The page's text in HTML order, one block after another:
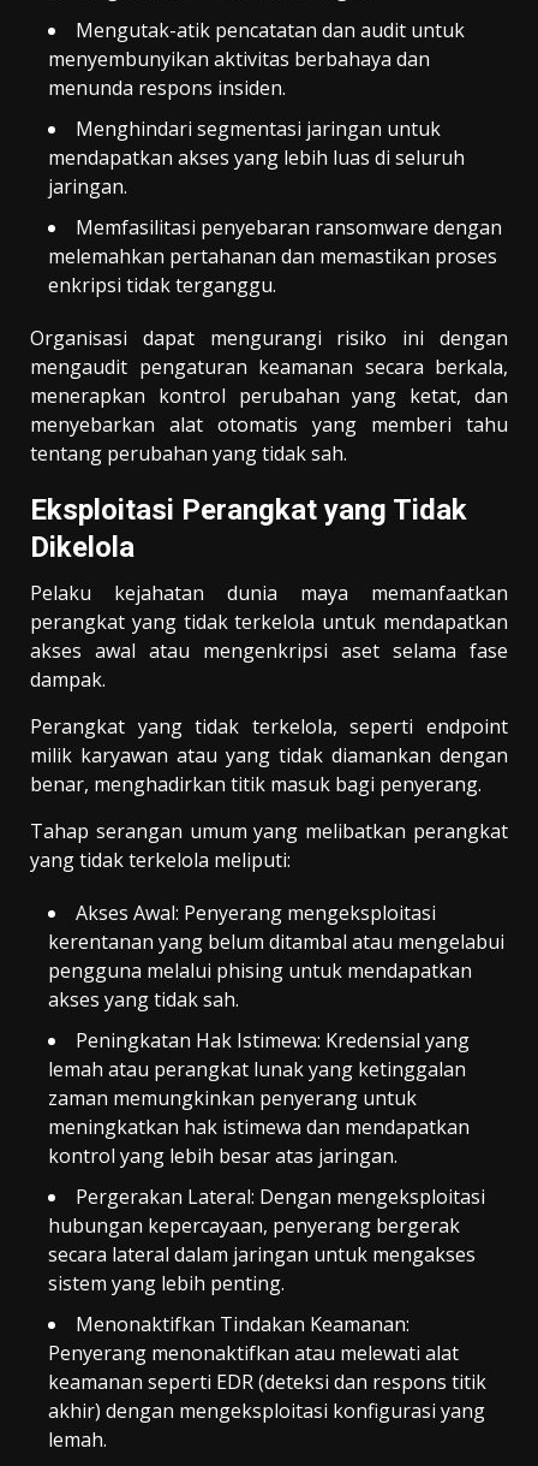
Mengutak-atik pencatatan dan audit untuk
menyembunyikan aktivitas berbahaya dan
menunda respons insiden.
Menghindari segmentasi jaringan untuk
mendapatkan akses yang lebih luas di seluruh
jaringan.
Memfasilitasi penyebaran ransomware dengan
melemahkan pertahanan dan memastikan proses
enkripsi tidak terganggu.
Organisasi dapat mengurangi risiko ini dengan
mengaudit pengaturan keamanan secara berkala,
menerapkan kontrol perubahan yang ketat, dan
menyebarkan alat otomatis yang memberi tahu
tentang perubahan yang tidak sah.
Eksploitasi Perangkat yang Tidak
Dikelola
Pelaku kejahatan dunia maya memanfaatkan
perangkat yang tidak terkelola untuk mendapatkan
akses awal atau mengenkripsi aset selama fase
dampak.
Perangkat yang tidak terkelola, seperti endpoint
milik karyawan atau yang tidak diamankan dengan
benar, menghadirkan titik masuk bagi penyerang.
Tahap serangan umum yang melibatkan perangkat
yang tidak terkelola meliputi:
Akses Awal: Penyerang mengeksploitasi
kerentanan yang belum ditambal atau mengelabui
pengguna melalui phising untuk mendapatkan
akses yang tidak sah.
Peningkatan Hak Istimewa: Kredensial yang
lemah atau perangkat lunak yang ketinggalan
zaman memungkinkan penyerang untuk
meningkatkan hak istimewa dan mendapatkan
kontrol yang lebih besar atas jaringan.
Pergerakan Lateral: Dengan mengeksploitasi
hubungan kepercayaan, penyerang bergerak
secara lateral dalam jaringan untuk mengakses
sistem yang lebih penting.
Menonaktifkan Tindakan Keamanan:
Penyerang menonaktifkan atau melewati alat
keamanan seperti EDR (deteksi dan respons titik
akhir) dengan mengeksploitasi konfigurasi yang
lemah.